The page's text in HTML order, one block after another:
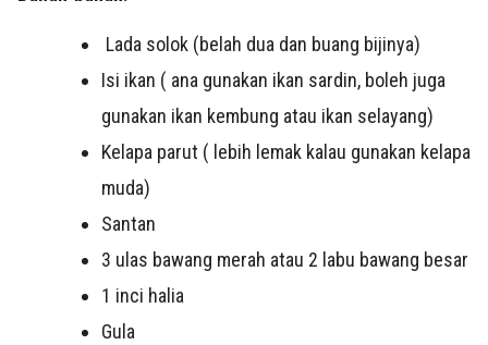
Lada solok (belah dua dan buang bijinya)
Isi ikan ( ana gunakan ikan sardin, boleh juga
gunakan ikan kembung atau ikan selayang)
Kelapa parut ( lebih lemak kalau gunakan kelapa
muda)
Santan
3 ulas bawang merah atau 2 labu bawang besar
1 inci halia
Gula